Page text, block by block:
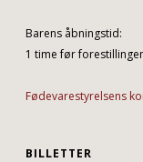
Barens åbningstid:
1 time før
Fødevarestyrelsens
BILLETTER